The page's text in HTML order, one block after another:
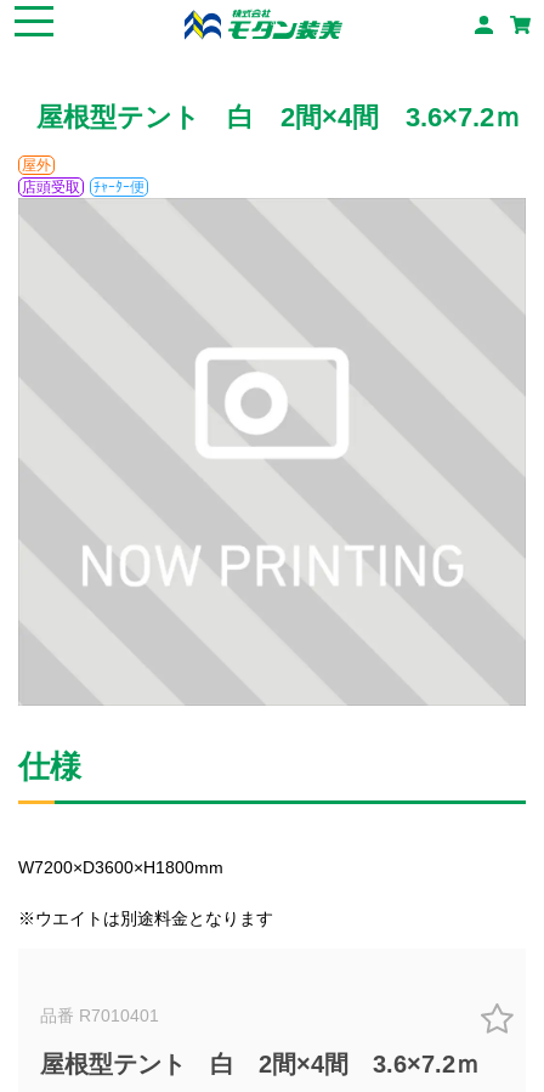
屋根型テント 白 2間×4間 3.6×7.2ｍ
屋外
店頭受取
ﾁｬｰﾀｰ便
仕様
W7200×D3600×H1800mm
※ウエイトは別途料金となります
品番 R7010401
屋根型テント 白 2間×4間 3.6×7.2ｍ